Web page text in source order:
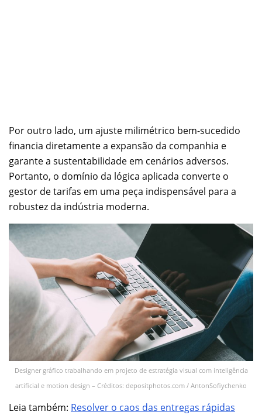
Por outro lado, um ajuste milimétrico bem-sucedido
financia diretamente a expansão da companhia e
garante a sustentabilidade em cenários adversos.
Portanto, o domínio da lógica aplicada converte o
gestor de tarifas em uma peça indispensável para a
robustez da indústria moderna.
Designer gráfico trabalhando em projeto de estratégia visual com inteligência
artificial e motion design – Créditos: depositphotos.com / AntonSofiychenko
Leia também: Resolver o caos das entregas rápidas